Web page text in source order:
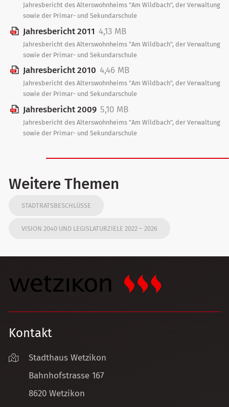
Jahresbericht des Alterswohnheims "Am Wildbach", der Verwaltung
sowie der Primar- und Sekundarschule
Jahresbericht 2011 4,13 MB
Jahresbericht des Alterswohnheims "Am Wildbach", der Verwaltung
sowie der Primar- und Sekundarschule
Jahresbericht 2010 4,46 MB
Jahresbericht des Alterswohnheims "Am Wildbach", der Verwaltung
sowie der Primar- und Sekundarschule
Jahresbericht 2009 5,10 MB
Jahresbericht des Alterswohnheims "Am Wildbach", der Verwaltung
sowie der Primar- und Sekundarschule
Weitere Themen
STADTRATSBESCHLÜSSE
VISION 2040 UND LEGISLATURZIELE 2022 – 2026
Kontakt
Stadthaus Wetzikon
Bahnhofstrasse 167
8620 Wetzikon